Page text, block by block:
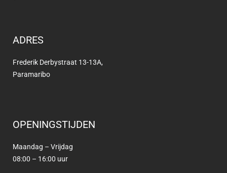
ADRES
Frederik Derbystraat 13-13A,
Paramaribo
OPENINGSTIJDEN
Maandag – Vrijdag
08:00 – 16:00 uur